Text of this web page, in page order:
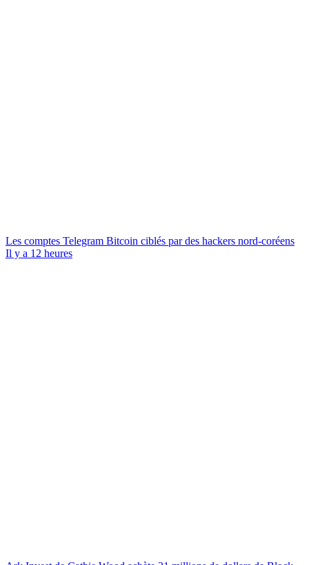
Les comptes Telegram Bitcoin ciblés par des hackers nord-coréens
Il y a 12 heures